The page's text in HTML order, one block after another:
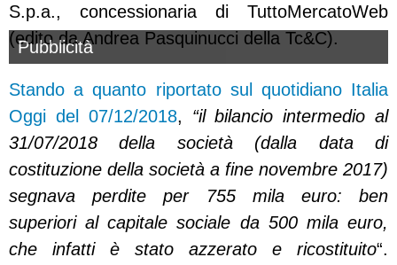
S.p.a., concessionaria di TuttoMercatoWeb
(edito da Andrea Pasquinucci della Tc&C).
Pubblicità
Stando a quanto riportato sul quotidiano Italia
Oggi del 07/12/2018, “il bilancio intermedio al
31/07/2018 della società (dalla data di
costituzione della società a fine novembre 2017)
segnava perdite per 755 mila euro: ben
superiori al capitale sociale da 500 mila euro,
che infatti è stato azzerato e ricostituito“.